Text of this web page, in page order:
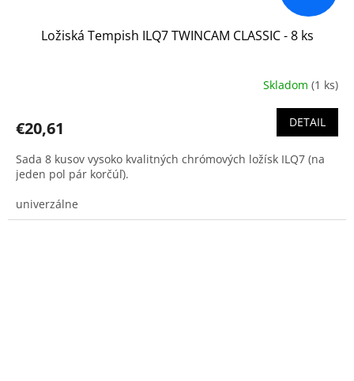
Ložiská Tempish ILQ7 TWINCAM CLASSIC - 8 ks
Skladom (1 ks)
€20,61 DETAIL
Sada 8 kusov vysoko kvalitných chrómových ložísk ILQ7 (na
jeden pol pár korčúľ).
univerzálne